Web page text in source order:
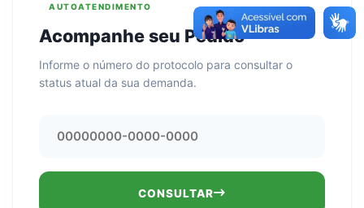
AUTOATENDIMENTO
Acompanhe seu Pedido
Informe o número do protocolo para consultar o
status atual da sua demanda.
CONSULTAR